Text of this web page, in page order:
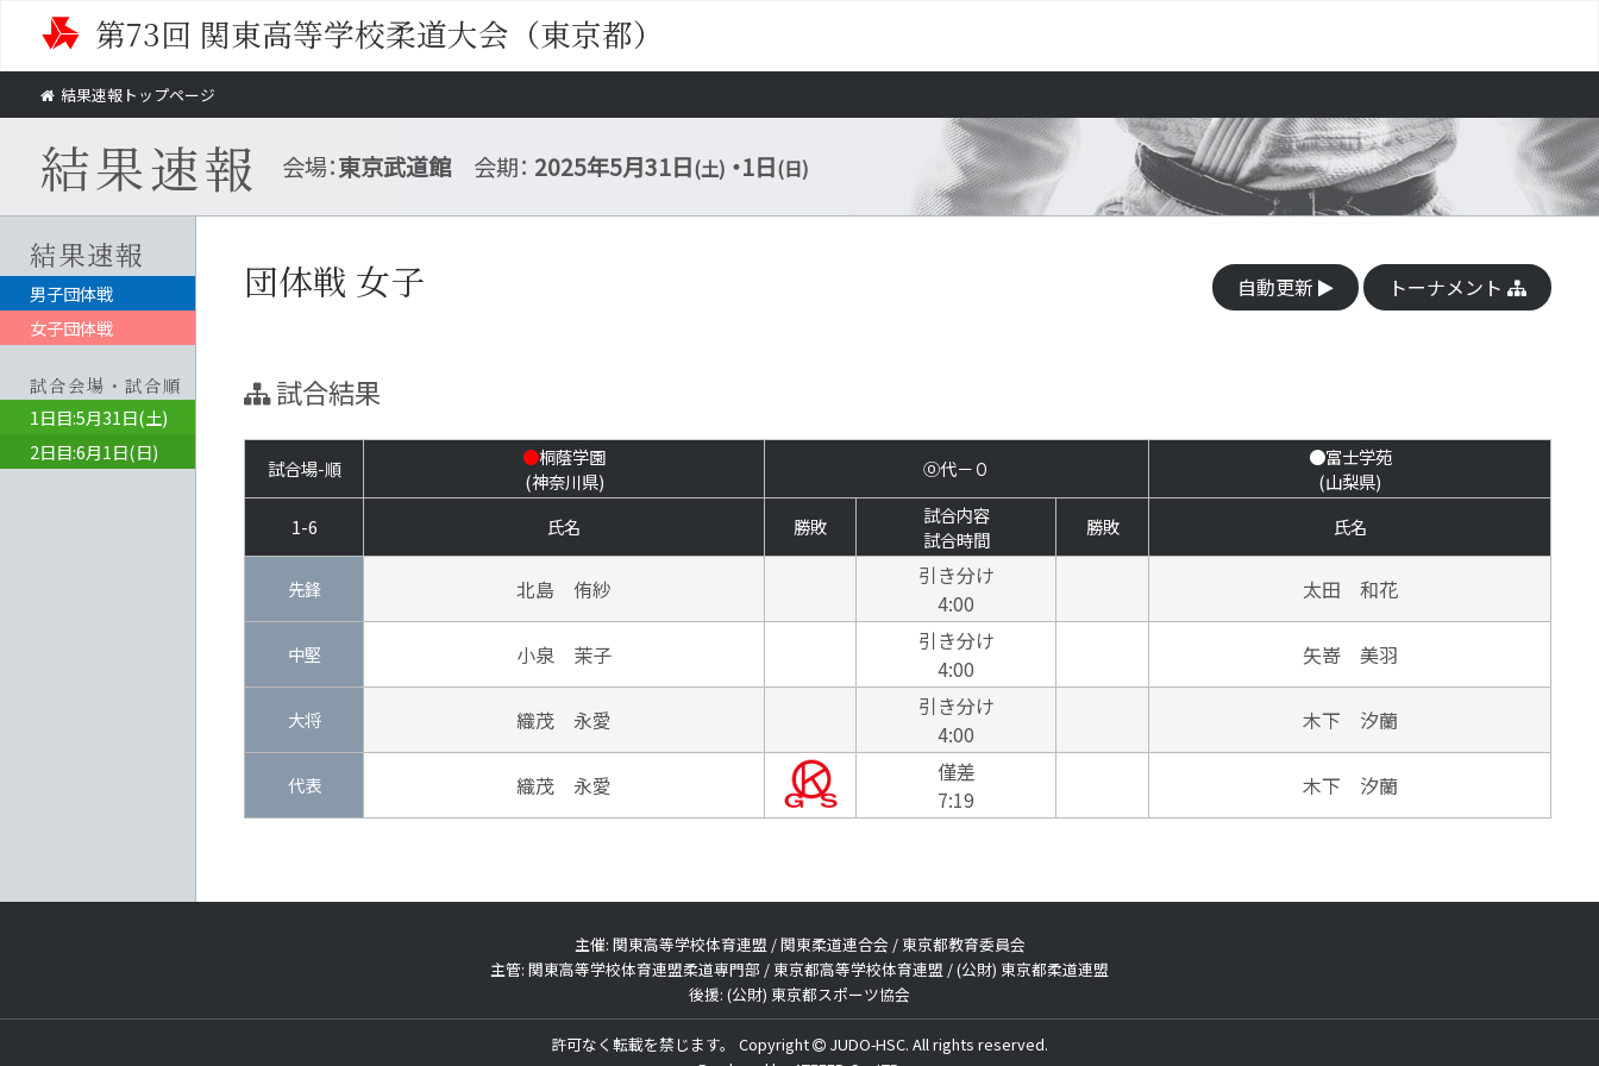
第73回 関東高等学校柔道大会（東京都）
結果速報トップページ
結果速報 会場：東京武道館 会期： 2025年5月31日(土) ・1日(日)
結果速報
男子団体戦
女子団体戦
試合会場・試合順
1日目:5月31日(土)
2日目:6月1日(日)
団体戦 女子 自動更新 トーナメント
試合結果
試合場-順 ●桐蔭学園
(神奈川県)
⓪代－０
●富士学苑
(山梨県)
1-6
氏名 勝敗
試合内容
試合時間
勝敗 氏名
先鋒 北島 侑紗
引き分け
4:00
太田 和花
中堅 小泉 茉子
引き分け
4:00
矢嵜 美羽
大将 織茂 永愛
引き分け
4:00
木下 汐蘭
代表 織茂 永愛
僅差
7:19
木下 汐蘭
主催: 関東高等学校体育連盟 / 関東柔道連合会 / 東京都教育委員会
主管: 関東高等学校体育連盟柔道専門部 / 東京都高等学校体育連盟 / (公財) 東京都柔道連盟
後援: (公財) 東京都スポーツ協会
許可なく転載を禁じます。 Copyright JUDO-HSC. All rights reserved.